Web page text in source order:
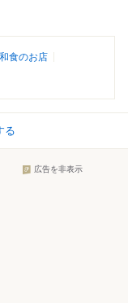
食のお店
る
広告を非表示